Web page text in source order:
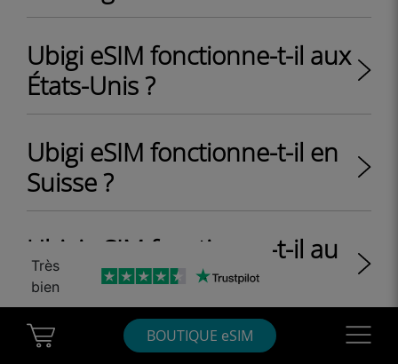
Cart Ubigi BOUTIQUE eSIM
Ubigi eSIM fonctionne-t-il aux
États-Unis ?
Ubigi eSIM fonctionne-t-il en
Suisse ?
Ubigi eSIM fonctionne-t-il au
Royaume-Uni ?
Ubigi eSIM fonctionne-t-il au
Très
bien